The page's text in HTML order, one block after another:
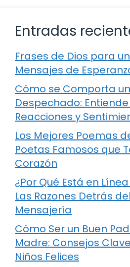
Entradas
Frases de Dios para
Mensajes de
Cómo se Comporta
Despechado: Entiende
Reacciones y
Los Mejores Poemas
Poetas Famosos que
Corazón
¿Por Qué Está en
Las Razones Detrás
Mensajería
Cómo Ser un Buen
Madre: Consejos
Niños Felices